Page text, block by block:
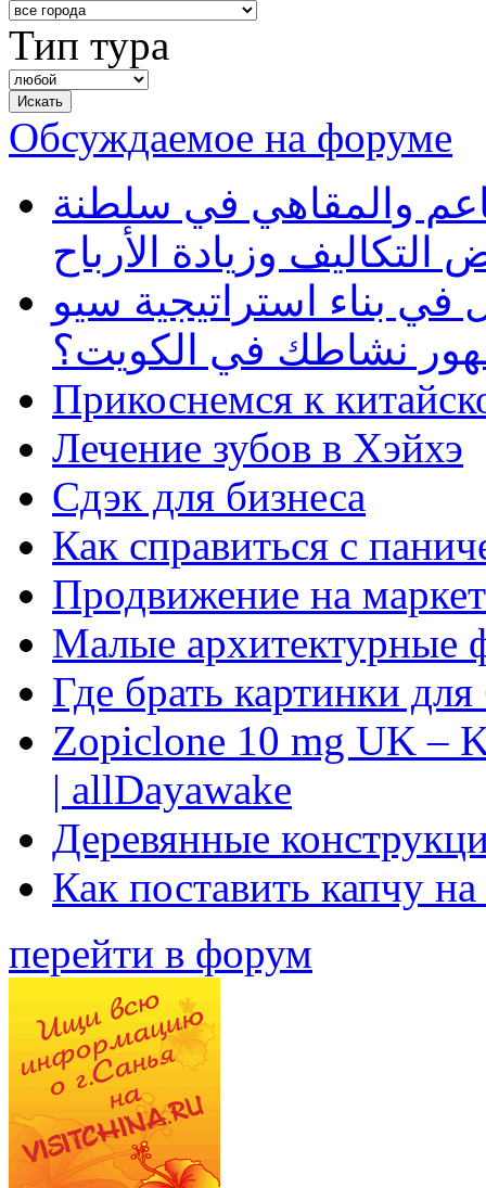
Тип тура
Обсуждаемое на форуме
والمقاهي في سلطنة
وزيادة الأرباح
بناء استراتيجية سيو
نشاطك في الكويت؟
Прикоснемся к
Лечение зубов в Хэйхэ
Сдэк для бизнеса
Как справиться с
Продвижение на
Малые архитектурные
Где брать картинки
Zopiclone 10 mg UK –
| allDayawake
Деревянные
Как поставить капчу
перейти в форум